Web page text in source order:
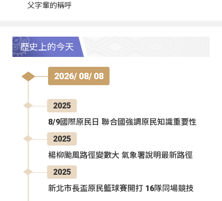
父字輩的稱呼
歷史上的今天
2026/ 08/ 08
2025
8/9國際原民日 聯合國強調原民知識重要性
2025
楊柳颱風路徑變數大 氣象署說明最新路徑
2025
新北市長盃原民籃球賽開打 16隊同場競技